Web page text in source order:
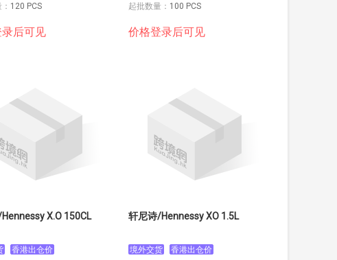
120 PCS
后可见
起批数量： 100 PCS
价格登录后可见
轩尼诗/Hennessy X.O 150CL
香港出仓价
轩尼诗/Hennessy XO 1.5L
境外交货
香港出仓价